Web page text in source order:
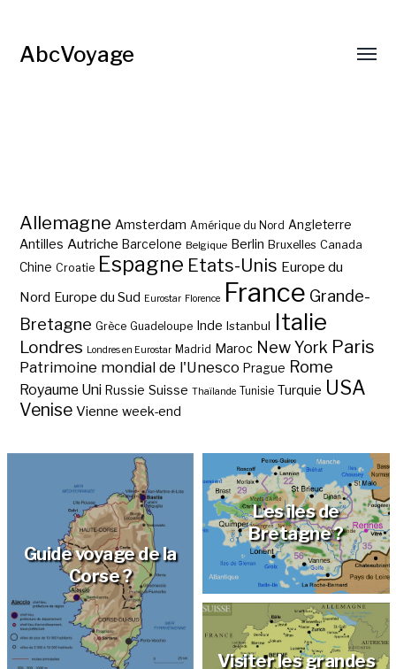
AbcVoyage
Allemagne Amsterdam Amérique du Nord Angleterre
Antilles Autriche Barcelone Belgique Berlin Bruxelles Canada
Chine Croatie Espagne Etats-Unis Europe du
Nord Europe du Sud Eurostar Florence France Grande-
Bretagne Grèce Guadeloupe Inde Istanbul Italie
Londres Londres en Eurostar Madrid Maroc New York Paris
Patrimoine mondial de l'Unesco Prague Rome
Royaume Uni Russie Suisse Thaïlande Tunisie Turquie USA
Venise Vienne week-end
Guide voyage de la
Corse ?
Les îles de
Bretagne ?
Visiter les grandes